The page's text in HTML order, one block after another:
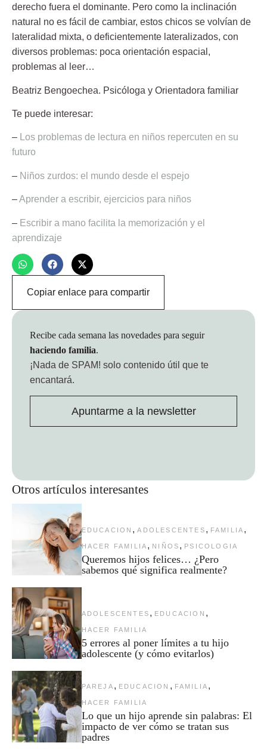
derecho fuera el dominante. Pero como la inclinación
natural no es fácil de cambiar, estos chicos se volvían de
lateralidad mixta, o deficientemente lateralizados, con
diversos problemas: poca orientación espacial,
problemas al leer…
Beatriz Bengoechea. Psicóloga y Orientadora familiar
Te puede interesar:
– Los problemas de lectura en niños repercuten en su
futuro
– Niños zurdos: el mundo desde el espejo
–Aprender a escribir, ejercicios para niños
– Escribir a mano facilita la memorización y el
aprendizaje
Copiar enlace para compartir
Otros artículos interesantes
EDUCACION , ADOLESCENTES , FAMILIA ,
HACER FAMILIA , NIÑOS , PSICOLOGIA
Queremos hijos felices… ¿Pero
sabemos qué significa realmente?
ADOLESCENTES , EDUCACION ,
HACER FAMILIA
5 errores al poner límites a tu hijo
adolescente (y cómo evitarlos)
PAREJA , EDUCACION , FAMILIA ,
HACER FAMILIA
Lo que un hijo aprende sin palabras: El
impacto de ver cómo se tratan sus
padres
Recibe cada semana las novedades para seguir
haciendo familia.
¡Nada de SPAM! solo contenido útil que te
encantará.
Apuntarme a la newsletter